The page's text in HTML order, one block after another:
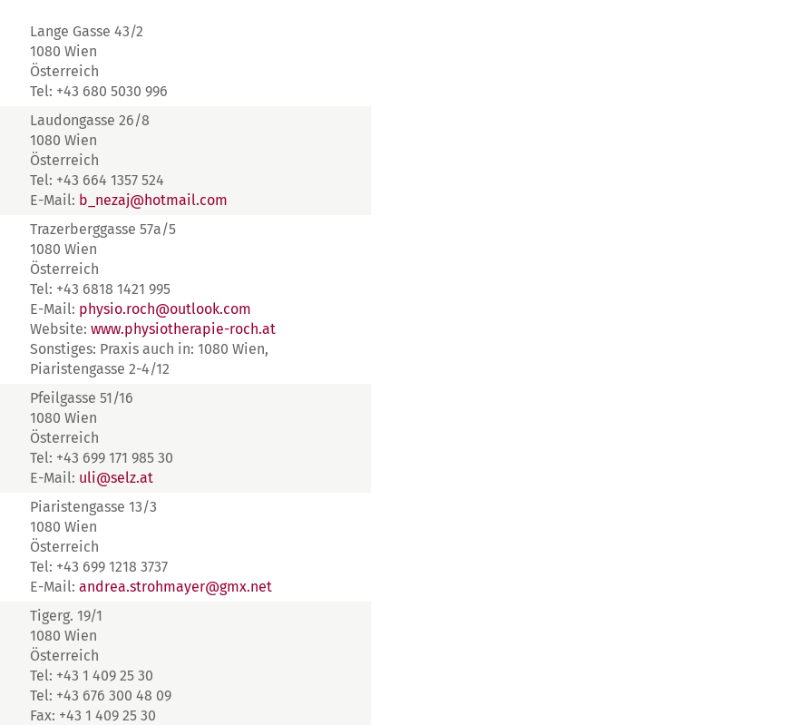
Lange Gasse 43/2
1080 Wien
Österreich
Tel: +43 680 5030 996
Laudongasse 26/8
1080 Wien
Österreich
Tel: +43 664 1357 524
E-Mail: b_nezaj@hotmail.com
Trazerberggasse 57a/5
1080 Wien
Österreich
Tel: +43 6818 1421 995
E-Mail: physio.roch@outlook.com
Website: www.physiotherapie-roch.at
Sonstiges: Praxis auch in: 1080 Wien,
Piaristengasse 2-4/12
Pfeilgasse 51/16
1080 Wien
Österreich
Tel: +43 699 171 985 30
E-Mail: uli@selz.at
Piaristengasse 13/3
1080 Wien
Österreich
Tel: +43 699 1218 3737
E-Mail: andrea.strohmayer@gmx.net
Tigerg. 19/1
1080 Wien
Österreich
Tel: +43 1 409 25 30
Tel: +43 676 300 48 09
Fax: +43 1 409 25 30